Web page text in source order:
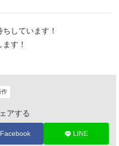
しています！
す！
作
アする
Facebook LINE